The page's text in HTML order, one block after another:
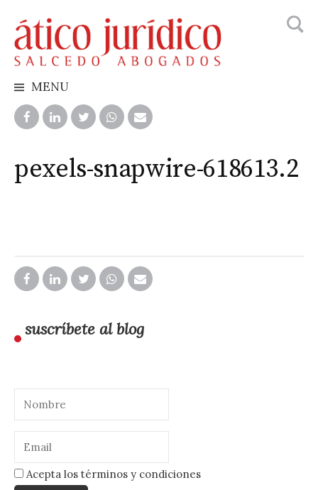
to
content
MENU
pexels-snapwire-618613.2
suscríbete al blog
Acepta los términos y condiciones